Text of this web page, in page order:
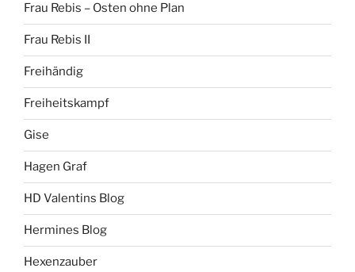
Frau Rebis – Osten ohne Plan
Frau Rebis II
Freihändig
Freiheitskampf
Gise
Hagen Graf
HD Valentins Blog
Hermines Blog
Hexenzauber